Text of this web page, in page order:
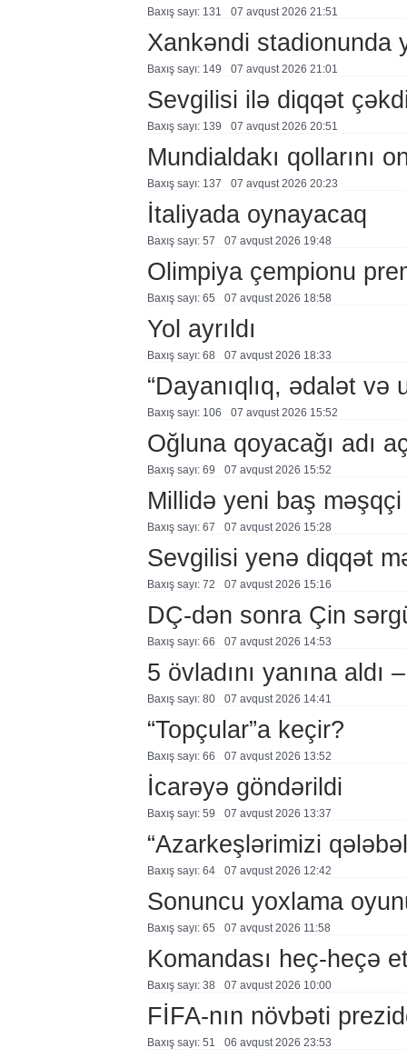
Baxış sayı: 131 07 avqust 2026 21:51
Xankəndi stadionunda
Baxış sayı: 149 07 avqust 2026 21:01
Sevgilisi ilə diqqət
Baxış sayı: 139 07 avqust 2026 20:51
Mundialdakı qollarını
Baxış sayı: 137 07 avqust 2026 20:23
İtaliyada oynayacaq
Baxış sayı: 57 07 avqust 2026 19:48
Olimpiya çempionu
Baxış sayı: 65 07 avqust 2026 18:58
Yol ayrıldı
Baxış sayı: 68 07 avqust 2026 18:33
“Dayanıqlıq, ədalət
Baxış sayı: 106 07 avqust 2026 15:52
Oğluna qoyacağı adı
Baxış sayı: 69 07 avqust 2026 15:52
Millidə yeni baş məşqçi
Baxış sayı: 67 07 avqust 2026 15:28
Sevgilisi yenə diqqət
Baxış sayı: 72 07 avqust 2026 15:16
DÇ-dən sonra Çin
Baxış sayı: 66 07 avqust 2026 14:53
5 övladını yanına aldı
Baxış sayı: 80 07 avqust 2026 14:41
“Topçular”a keçir?
Baxış sayı: 66 07 avqust 2026 13:52
İcarəyə göndərildi
Baxış sayı: 59 07 avqust 2026 13:37
“Azarkeşlərimizi
Baxış sayı: 64 07 avqust 2026 12:42
Sonuncu yoxlama
Baxış sayı: 65 07 avqust 2026 11:58
Komandası heç-heçə
Baxış sayı: 38 07 avqust 2026 10:00
FİFA-nın növbəti
Baxış sayı: 51 06 avqust 2026 23:53